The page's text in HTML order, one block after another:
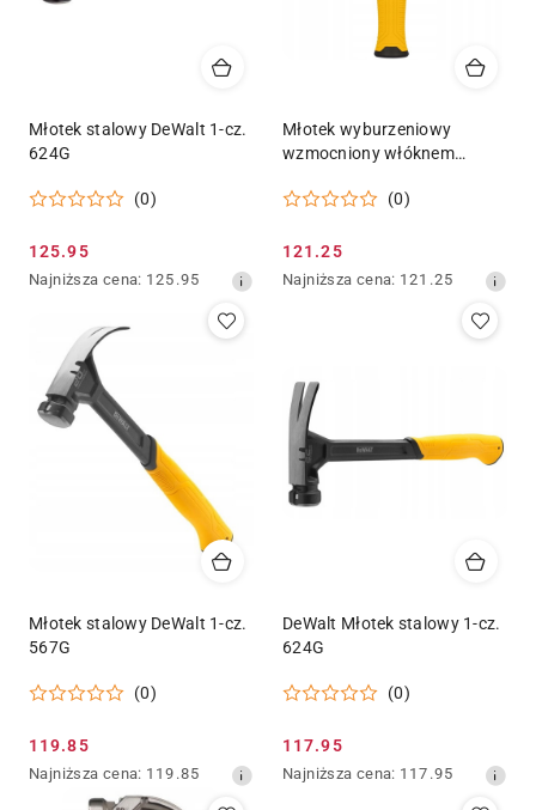
Młotek stalowy DeWalt 1-cz.
624G
(0)
Cena
promocyjna:
125.95
Najniższa
przed
obniżką
Najniższa cena: 125.95
Młotek wyburzeniowy
wzmocniony włóknem
DWHT56152-1(0)
Cena
promocyjna:
121.25
Najniższa
przed
obniżką
Najniższa cena: 121.25
Młotek stalowy DeWalt 1-cz.
567G
(0)
Cena
promocyjna:
119.85
Najniższa
Najniższa cena: 119.85
DeWalt Młotek stalowy 1-cz.
624G
(0)
Cena
promocyjna:
117.95
Najniższa
Najniższa cena: 117.95